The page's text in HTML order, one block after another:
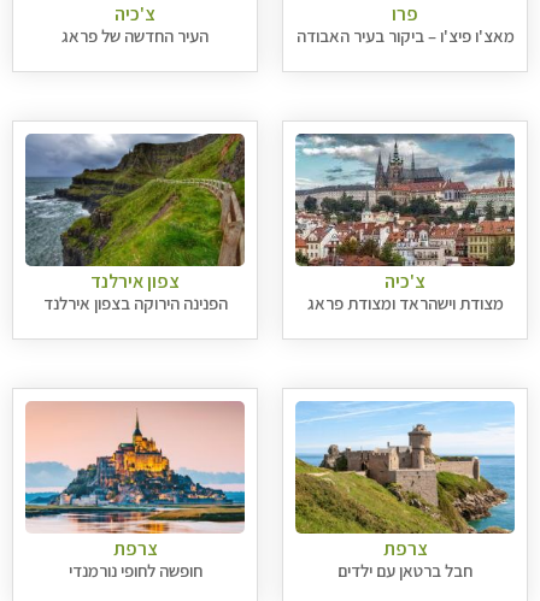
פרו
מאצ'ו פיצ'ו – ביקור בעיר האבודה
צ'כיה
העיר החדשה של פראג
צ'כיה
מצודת וישהראד ומצודת פראג
צפון אירלנד
הפנינה הירוקה בצפון אירלנד
צרפת
חבל ברטאן עם ילדים
צרפת
חופשה לחופי נורמנדי